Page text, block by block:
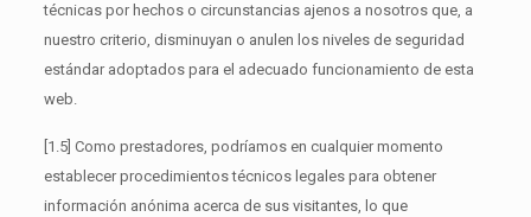
técnicas por hechos o circunstancias ajenos a nosotros que, a
nuestro criterio, disminuyan o anulen los niveles de seguridad
estándar adoptados para el adecuado funcionamiento de esta
web.
[1.5] Como prestadores, podríamos en cualquier momento
establecer procedimientos técnicos legales para obtener
información anónima acerca de sus visitantes, lo que